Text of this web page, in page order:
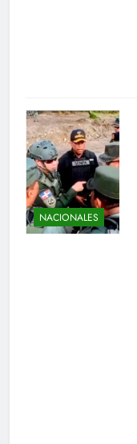
NACIONALES